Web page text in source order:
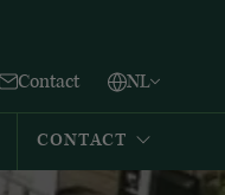
Contact NL
Español
CONTACT